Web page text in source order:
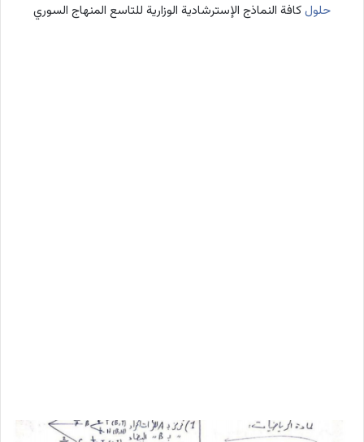
حلولكافة النماذج الإسترشادية الوزارية للتاسع المنهاج السوري